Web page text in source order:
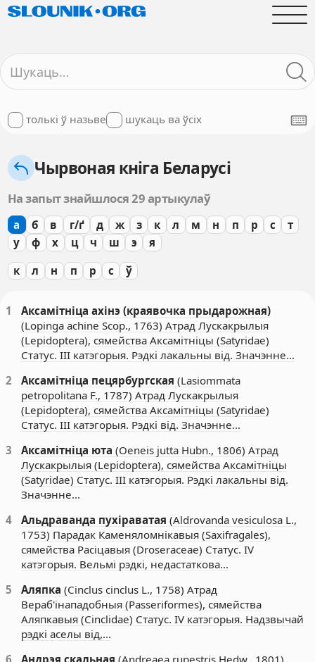
толькі ў назьве шукаць ва ўсіх
Чырвоная кніга Беларусі
На запыт знайшлося 29 артыкулаў
а б в г/ґ д ж з к л м н п р с
т
у
ф х ц ч ш э я
к л н п р с ў
1
Аксамітніца ахінэ (краявочка прыдарожная)
(Lopinga achine Scop., 1763) Атрад Лускакрылыя
(Lepidoptera), сямейства Аксамітніцы (Satyridae)
Статус. III катэгорыя. Рэдкі лакальны від. Значэнне…
2
Аксамітніца пецярбургская (Lasiommata
petropolitana F., 1787) Атрад Лускакрылыя
(Lepidoptera), сямейства Аксамітніцы (Satyridae)
Статус. III катэгорыя. Рэдкі від. Значэнне…
3
Аксамітніца юта (Oeneis jutta Hubn., 1806) Атрад
Лускакрылыя (Lepidoptera), сямейства Аксамітніцы
(Satyridae) Статус. III катэгорыя. Рэдкі лакальны від.
Значэнне…
4
Альдраванда пухіраватая (Aldrovanda vesiculosa L.,
1753) Парадак Каменяломнікавыя (Saxifragales),
сямейства Расіцавыя (Droseraceae) Статус. IV
катэгорыя. Вельмі рэдкі, недастаткова…
5
Аляпка (Cinclus cinclus L., 1758) Атрад
Вераб'інападобныя (Passeriformes), сямейства
Аляпкавыя (Cinclidae) Статус. IV катэгорыя. Надзвычай
рэдкі аселы від,…